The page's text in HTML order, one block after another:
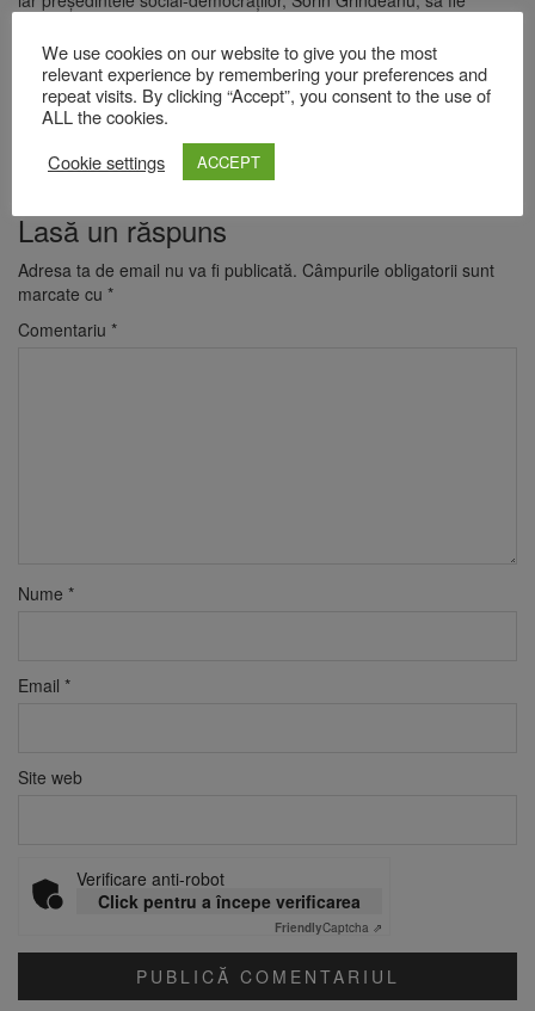
Conform unor surse politice, președintele PNL, Ilie Bolojan, liderul
USR, Dominic Fritz, și președintele UDMR, Kelemen Hunor, au
discutat miercuri despre formarea unui Guvern minoritar și o
propunere de premier.
Preluare /Agerpres
Lasă un răspuns
Adresa ta de email nu va fi publicată. Câmpurile obligatorii sunt
marcate cu *
Comentariu *
Nume *
Email *
Site web
Verificare anti-robot
Click pentru a începe verificarea
FriendlyCaptcha ⇗
We use cookies on our website to give you the most
relevant experience by remembering your preferences and
repeat visits. By clicking “Accept”, you consent to the use of
ALL the cookies.
Cookie settings
ACCEPT